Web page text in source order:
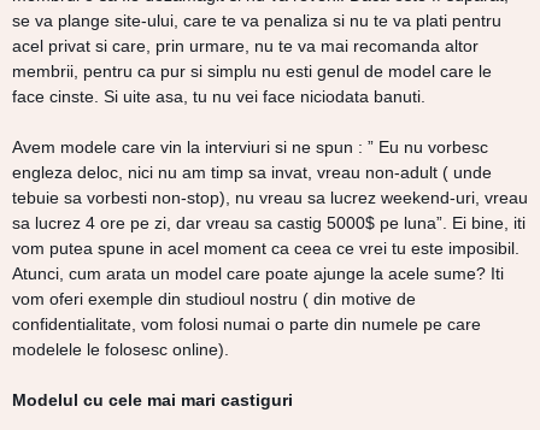
se va plange site-ului, care te va penaliza si nu te va plati pentru
acel privat si care, prin urmare, nu te va mai recomanda altor
membrii, pentru ca pur si simplu nu esti genul de model care le
face cinste. Si uite asa, tu nu vei face niciodata banuti.
Avem modele care vin la interviuri si ne spun : ” Eu nu vorbesc
engleza deloc, nici nu am timp sa invat, vreau non-adult ( unde
tebuie sa vorbesti non-stop), nu vreau sa lucrez weekend-uri, vreau
sa lucrez 4 ore pe zi, dar vreau sa castig 5000$ pe luna”. Ei bine, iti
vom putea spune in acel moment ca ceea ce vrei tu este imposibil.
Atunci, cum arata un model care poate ajunge la acele sume? Iti
vom oferi exemple din studioul nostru ( din motive de
confidentialitate, vom folosi numai o parte din numele pe care
modelele le folosesc online).
Modelul cu cele mai mari castiguri